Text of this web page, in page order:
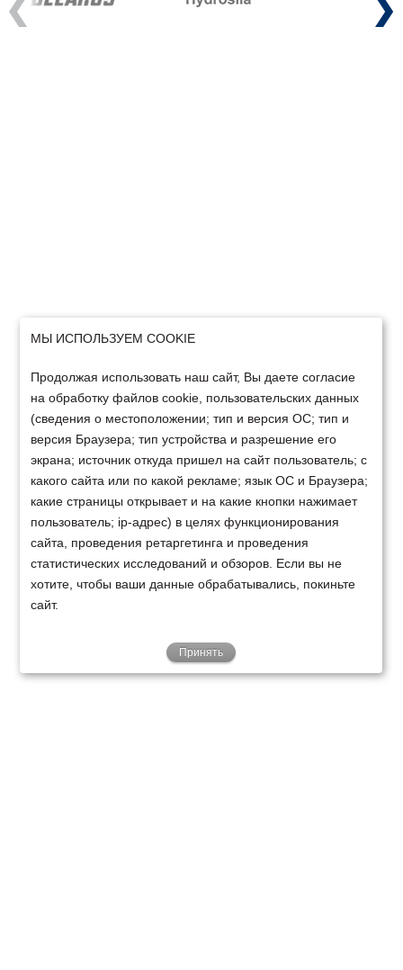
Previous Next
МЫ ИСПОЛЬЗУЕМ COOKIE
Продолжая использовать наш сайт, Вы даете согласие
на обработку файлов cookie, пользовательских данных
(сведения о местоположении; тип и версия ОС; тип и
версия Браузера; тип устройства и разрешение его
экрана; источник откуда пришел на сайт пользователь; с
какого сайта или по какой рекламе; язык ОС и Браузера;
какие страницы открывает и на какие кнопки нажимает
пользователь; ip-адрес) в целях функционирования
сайта, проведения ретаргетинга и проведения
статистических исследований и обзоров. Если вы не
хотите, чтобы ваши данные обрабатывались, покиньте
сайт.
Принять